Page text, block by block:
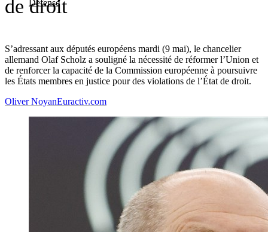
Défense
de droit
S’adressant aux députés européens mardi (9 mai), le chancelier
allemand Olaf Scholz a souligné la nécessité de réformer l’Union et
de renforcer la capacité de la Commission européenne à poursuivre
les États membres en justice pour des violations de l’État de droit.
Oliver NoyanEuractiv.com